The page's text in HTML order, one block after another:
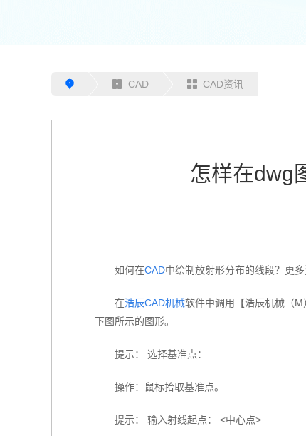
CAD CAD资讯
怎样在dwg
如何在CAD中绘制放射形分布的线段？更多
在浩辰CAD机械软件中调用【浩辰机械（
下图所示的图形。
提示： 选择基准点：
操作：鼠标拾取基准点。
提示： 输入射线起点： <中心点>